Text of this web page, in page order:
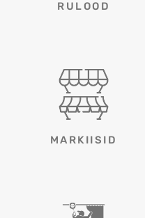
RULOOD
MARKIISID